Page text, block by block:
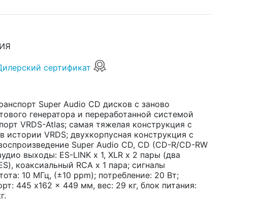
сертификат
Super Audio CD дисков с заново
генератора и переработанной системой
VRDS-Atlas; самая тяжелая конструкция c
VRDS; двухкорпусная конструкция с
Super Audio CD, CD (CD-R/CD-RW
выходы: ES-LINK x 1, XLR x 2 пары (два
коаксиальный RCA x 1 пара; сигналы
10 МГц, (±10 ppm); потребление: 20 Вт;
445 x162 x 449 мм, вес: 29 кг, блок питания: